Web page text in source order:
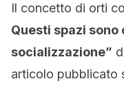
Il concetto di orti
Questi spazi
socializzazione”
articolo pubblicato